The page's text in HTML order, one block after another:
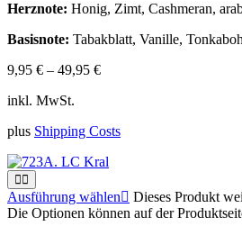
Herznote: Honig, Zimt, Cashmeran,
Basisnote: Tabakblatt, Vanille,
9,95 € – 49,95 €
inkl. MwSt.
plus Shipping Costs
Ausführung wählen
Dieses Produkt
Die Optionen können auf der